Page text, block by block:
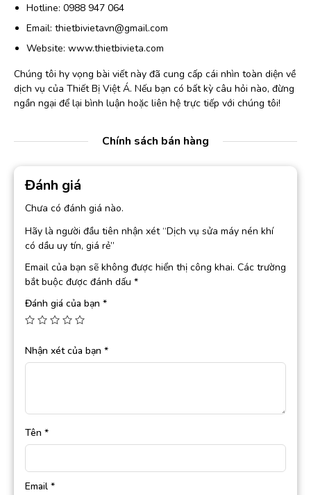
Hotline: 0988 947 064
Email: thietbivietavn@gmail.com
Website: www.thietbivieta.com
Chúng tôi hy vọng bài viết này đã cung cấp cái nhìn toàn diện về
dịch vụ của Thiết Bị Việt Á. Nếu bạn có bất kỳ câu hỏi nào, đừng
ngần ngại để lại bình luận hoặc liên hệ trực tiếp với chúng tôi!
Chính sách bán hàng
Đánh giá
Chưa có đánh giá nào.
Hãy là người đầu tiên nhận xét “Dịch vụ sửa máy nén khí
có dầu uy tín, giá rẻ”
Email của bạn sẽ không được hiển thị công khai. Các trường
bắt buộc được đánh dấu *
Đánh giá của bạn *
Nhận xét của bạn *
Tên *
Email *